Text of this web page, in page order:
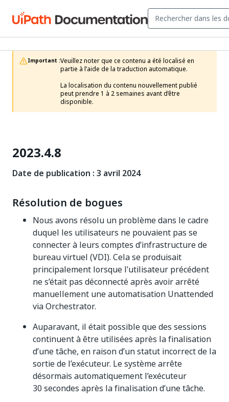
Important :Veuillez noter que ce contenu a été localisé en
partie à l’aide de la traduction automatique.
La localisation du contenu nouvellement publié
peut prendre 1 à 2 semaines avant d’être
disponible.
2023.4.8
Date de publication : 3 avril 2024
Résolution de bogues
Nous avons résolu un problème dans le cadre
duquel les utilisateurs ne pouvaient pas se
connecter à leurs comptes d’infrastructure de
bureau virtuel (VDI). Cela se produisait
principalement lorsque l’utilisateur précédent
ne s’était pas déconnecté après avoir arrêté
manuellement une automatisation Unattended
via Orchestrator.
Auparavant, il était possible que des sessions
continuent à être utilisées après la finalisation
d’une tâche, en raison d’un statut incorrect de la
sortie de l’exécuteur. Le système arrête
désormais automatiquement l’exécuteur
30 secondes après la finalisation d’une tâche.